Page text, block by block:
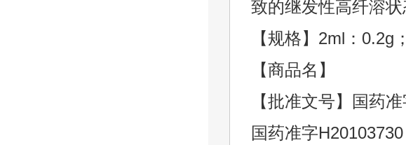
致的继发性高纤溶状
【规格】2ml：0.2g
【商品名】
【批准文号】国药
国药准字H20103730